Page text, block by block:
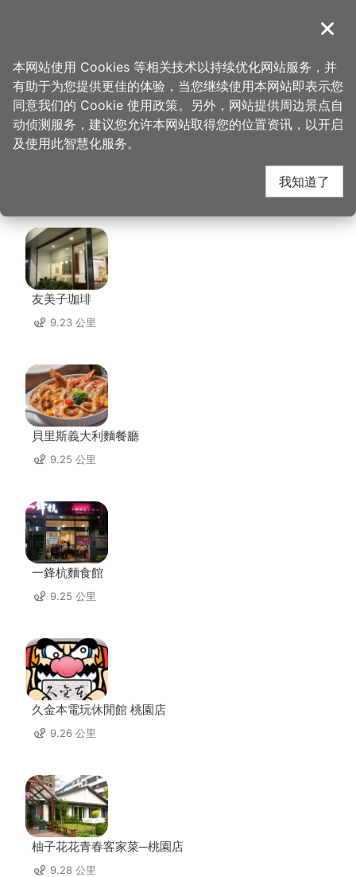
導覽
首页 > 想去的地方 > 美食、购物 > 品杰首乌御膳馆
品杰首乌御膳馆 周边店
家
友美子珈琲
9.23 公里
貝里斯義大利麵餐廳
9.25 公里
一鋒杭麵食館
9.25 公里
久金本電玩休閒館 桃園店
9.26 公里
柚子花花青春客家菜─桃園店
9.28 公里
关闭
本网站使用 Cookies 等相关技术以持续优化网站服务，并
有助于为您提供更佳的体验，当您继续使用本网站即表示您
同意我们的 Cookie 使用政策。另外，网站提供周边景点自
动侦测服务，建议您允许本网站取得您的位置资讯，以开启
及使用此智慧化服务。
我知道了